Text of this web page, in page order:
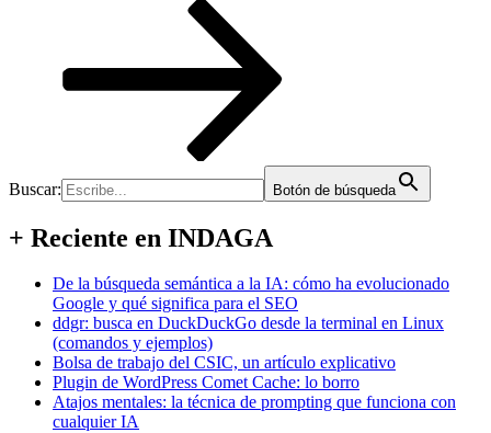
Buscar: Botón de búsqueda
+ Reciente en INDAGA
De la búsqueda semántica a la IA: cómo ha evolucionado
Google y qué significa para el SEO
ddgr: busca en DuckDuckGo desde la terminal en Linux
(comandos y ejemplos)
Bolsa de trabajo del CSIC, un artículo explicativo
Plugin de WordPress Comet Cache: lo borro
Atajos mentales: la técnica de prompting que funciona con
cualquier IA